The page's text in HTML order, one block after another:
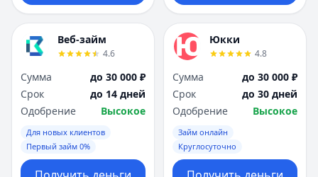
Веб-займ
4.6
Сумма
до 30 000 ₽
Срок
до 14 дней
Одобрение
Высокое
Для новых клиентов
Первый займ 0%
Юкки
4.8
Сумма
до 30 000 ₽
Срок
до 30 дней
Одобрение
Высокое
Займ онлайн
Круглосуточно